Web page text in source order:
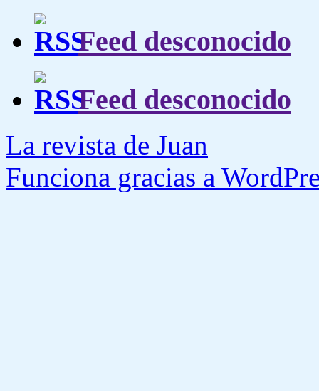
Feed desconocido
Feed desconocido
La revista de Juan
Funciona gracias a